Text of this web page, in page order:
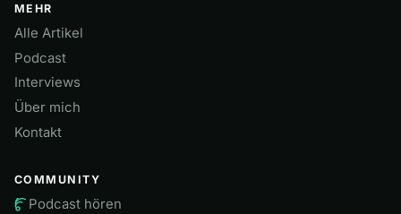
MEHR
Alle Artikel
Podcast
Interviews
Über mich
Kontakt
COMMUNITY
Podcast hören